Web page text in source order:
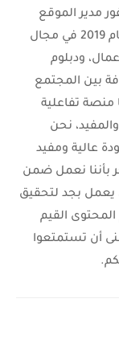
مدير الموقع
ومدون محترف بخبرة تمتد إلى عام 2019 في مجال
ودبلوم
بين المجتمع
منصة تفاعلية
نحن
عالية ومفيد
بأننا نعمل ضمن
بجد لتحقيق
المحتوى القيم
أن تستمتعوا